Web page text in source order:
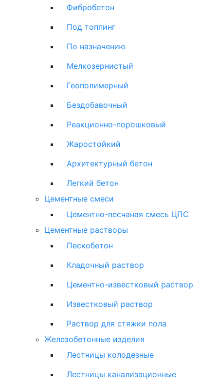
Фибробетон
Под топпинг
По назначению
Мелкозернистый
Геополимерный
Бездобавочный
Реакционно-порошковый
Жаростойкий
Архитектурный бетон
Легкий бетон
Цементные смеси
Цементно-песчаная смесь ЦПС
Цементные растворы
Пескобетон
Кладочный раствор
Цементно-известковый раствор
Известковый раствор
Раствор для стяжки пола
Железобетонные изделия
Лестницы колодезные
Лестницы канализационные